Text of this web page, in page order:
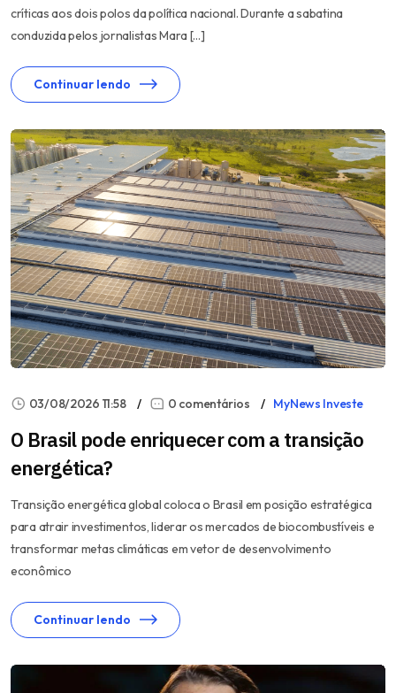
críticas aos dois polos da política nacional. Durante a sabatina
conduzida pelos jornalistas Mara […]
Continuar lendo
03/08/2026 11:58 0 comentários MyNews Investe
O Brasil pode enriquecer com a transição
energética?
Transição energética global coloca o Brasil em posição estratégica
para atrair investimentos, liderar os mercados de biocombustíveis e
transformar metas climáticas em vetor de desenvolvimento
econômico
Continuar lendo